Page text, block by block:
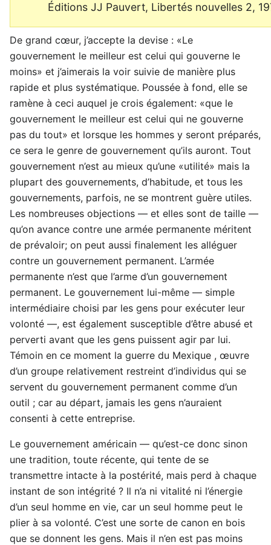
Éditions JJ Pauvert, Libertés nouvelles 2,
De grand cœur, j’accepte la devise : «Le
gouvernement le meilleur est celui qui gouverne le
moins» et j’aimerais la voir suivie de manière plus
rapide et plus systématique. Poussée à fond, elle se
ramène à ceci auquel je crois également: «que le
gouvernement le meilleur est celui qui ne gouverne
pas du tout» et lorsque les hommes y seront préparés,
ce sera le genre de gouvernement qu’ils auront. Tout
gouvernement n’est au mieux qu’une «utilité» mais la
plupart des gouvernements, d’habitude, et tous les
gouvernements, parfois, ne se montrent guère utiles.
Les nombreuses objections — et elles sont de taille —
qu’on avance contre une armée permanente méritent
de prévaloir; on peut aussi finalement les alléguer
contre un gouvernement permanent. L’armée
permanente n’est que l’arme d’un gouvernement
permanent. Le gouvernement lui-même — simple
intermédiaire choisi par les gens pour exécuter leur
volonté —, est également susceptible d’être abusé et
perverti avant que les gens puissent agir par lui.
Témoin en ce moment la guerre du Mexique , œuvre
d’un groupe relativement restreint d’individus qui se
servent du gouvernement permanent comme d’un
outil ; car au départ, jamais les gens n’auraient
consenti à cette entreprise.
Le gouvernement américain — qu’est-ce donc sinon
une tradition, toute récente, qui tente de se
transmettre intacte à la postérité, mais perd à chaque
instant de son intégrité ? Il n’a ni vitalité ni l’énergie
d’un seul homme en vie, car un seul homme peut le
plier à sa volonté. C’est une sorte de canon en bois
que se donnent les gens. Mais il n’en est pas moins